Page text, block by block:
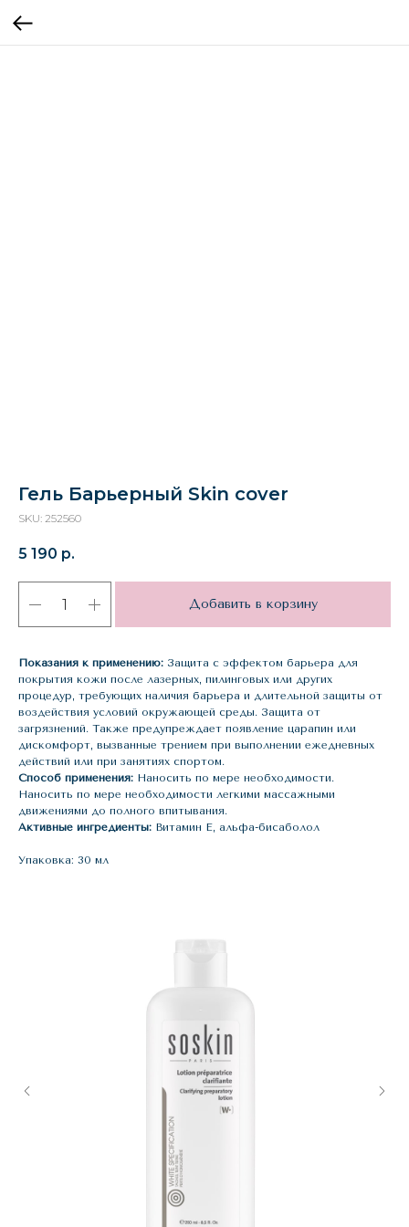
Гель Барьерный Skin cover
SKU: 252560
5 190 р.
Добавить в корзину
Показания к применению: Защита с эффектом барьера для
покрытия кожи после лазерных, пилинговых или других
процедур, требующих наличия барьера и длительной защиты от
воздействия условий окружающей среды. Защита от
загрязнений. Также предупреждает появление царапин или
дискомфорт, вызванные трением при выполнении ежедневных
действий или при занятиях спортом.
Способ применения: Наносить по мере необходимости.
Наносить по мере необходимости легкими массажными
движениями до полного впитывания.
Активные ингредиенты: Витамин Е, альфа-бисаболол
Упаковка: 30 мл